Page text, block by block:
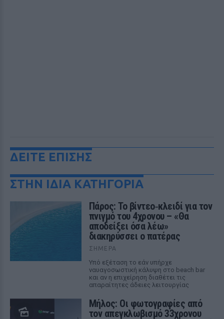
ΔΕΙΤΕ ΕΠΙΣΗΣ
ΣΤΗΝ ΙΔΙΑ ΚΑΤΗΓΟΡΙΑ
Πάρος: Το βίντεο‑κλειδί για τον
πνιγμό του 4χρονου – «Θα
αποδείξει όσα λέω»
διακηρύσσει ο πατέρας
ΣΉΜΕΡΑ
Υπό εξέταση το εάν υπήρχε
ναυαγοσωστική κάλυψη στο beach bar
και αν η επιχείρηση διαθέτει τις
απαραίτητες άδειες λειτουργίας
Μήλος: Οι φωτογραφίες από
τον απεγκλωβισμό 33χρονου